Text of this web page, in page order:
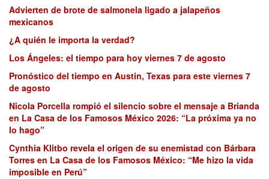
Advierten de brote de salmonela ligado a jalapeños
mexicanos
¿A quién le importa la verdad?
Los Ángeles: el tiempo para hoy viernes 7 de agosto
Pronóstico del tiempo en Austin, Texas para este viernes 7
de agosto
Nicola Porcella rompió el silencio sobre el mensaje a Brianda
en La Casa de los Famosos México 2026: “La próxima ya no
lo hago”
Cynthia Klitbo revela el origen de su enemistad con Bárbara
Torres en La Casa de los Famosos México: “Me hizo la vida
imposible en Perú”